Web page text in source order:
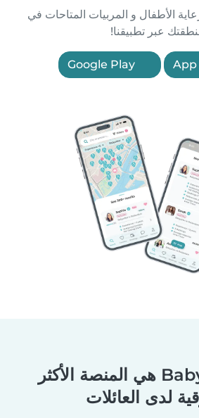
الأطفال و المربيات المتاحات في
عبر تطبيقنا!
منصة Babysits هي المنصة الأكثر
لدى العائلات